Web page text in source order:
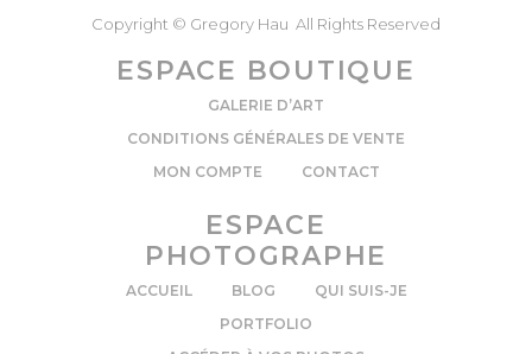
Copyright © Gregory Hau All Rights Reserved
ESPACE BOUTIQUE
GALERIE D’ART
CONDITIONS GÉNÉRALES DE VENTE
MON COMPTE
CONTACT
ESPACE
PHOTOGRAPHE
ACCUEIL BLOG
QUI SUIS-JE
PORTFOLIO